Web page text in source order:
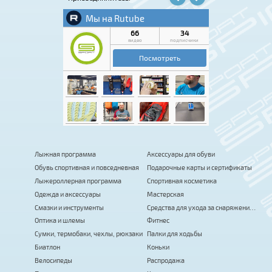
Лыжная программа
Обувь спортивная и повседневная
Лыжероллерная программа
Одежда и аксессуары
Смазки и инструменты
Оптика и шлемы
Сумки, термобаки, чехлы, рюкзаки
Биатлон
Велосипеды
Аксессуары для обуви
Подарочные карты и сертификаты
Спортивная косметика
Мастерская
Средства для ухода за снаряжением
Фитнес
Палки для ходьбы
Коньки
Распродажа